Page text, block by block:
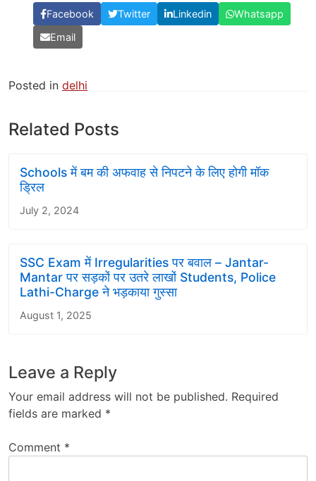
Facebook Twitter Linkedin
Whatsapp
Email
Posted in delhi
Related Posts
Schools में बम की अफवाह से निपटने के लिए होगी मॉक
ड्रिल
July 2, 2024
SSC Exam में Irregularities पर बवाल – Jantar-
Mantar पर सड़कों पर उतरे लाखों Students, Police
Lathi-Charge ने भड़काया गुस्सा
August 1, 2025
Leave a Reply
Your email address will not be published. Required
fields are marked *
Comment *